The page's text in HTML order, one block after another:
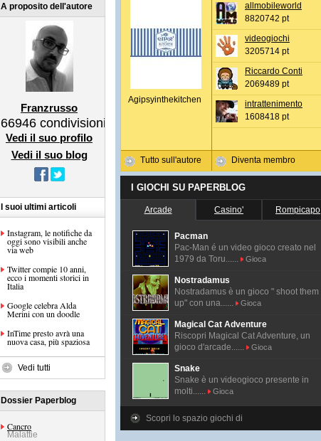
A proposito dell'autore
Franzrusso
66946 condivisioni
Vedi il suo profilo
Vedi il suo blog
I suoi ultimi articoli
Instagram, le notifiche da
oggi sono visibili anche
via web
Twitter compie 10 anni,
ecco i momenti storici in
Italia
Google celebra Alda
Merini con un doodle
InTime presto avrà una
nuova casa, più spaziosa
Vedi tutti
Dossier Paperblog
Cancro
Malattie
Agipsyinthekitchen
Tutto sull'autore
allmobileworld
8820742 pt
videogiochi
3205714 pt
Riccardo Conti
2069489 pt
intrattenimento
1608418 pt
Diventa membro
I GIOCHI SU PAPERBLOG
Arcade Casino' Rompicapo
Pacman
Pac-Man é un video gioco creato nel
1979 da Toru......
Gioca
Nostradamus
Nostradamus è un gioco " shoot them
up" con una......
Gioca
Magical Cat Adventure
Riscopri Magical Cat Adventure, un
gioco d'arcade......
Gioca
Snake
Snake è un videogioco presente in
molti......
Gioca
Scopri lo spazio giochi di